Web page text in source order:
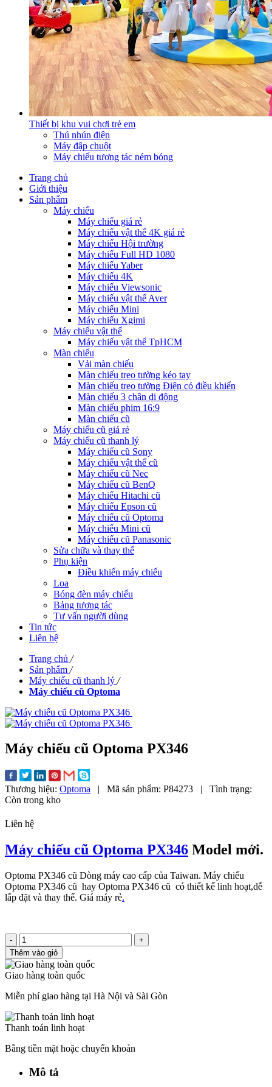
Thiết bị khu vui chơi trẻ em
Thú nhún điện
Máy đập chuột
Máy chiếu tương tác ném bóng
Trang chủ
Giới thiệu
Sản phẩm
Máy chiếu
Máy chiếu giá rẻ
Máy chiếu vật thể 4K giá rẻ
Máy chiếu Hội trường
Máy chiếu Full HD 1080
Máy chiếu Yaber
Máy chiếu 4K
Máy chiếu Viewsonic
Máy chiếu vật thể Aver
Máy chiếu Mini
Máy chiếu Xgimi
Máy chiếu vật thể
Máy chiếu vật thể TpHCM
Màn chiếu
Vải màn chiếu
Màn chiếu treo tường kéo tay
Màn chiếu treo tường Điện có điều khiển
Màn chiếu 3 chân di động
Màn chiếu phim 16:9
Màn chiếu cũ
Máy chiếu cũ giá rẻ
Máy chiếu cũ thanh lý
Máy chiếu cũ Sony
Máy chiếu vật thể cũ
Máy chiếu cũ Nec
Máy chiếu cũ BenQ
Máy chiếu Hitachi cũ
Máy chiếu Epson cũ
Máy chiếu cũ Optoma
Máy chiếu Mini cũ
Máy chiếu cũ Panasonic
Sửa chữa và thay thế
Phụ kiện
Điều khiển máy chiếu
Loa
Bóng đèn máy chiếu
Bảng tương tác
Tư vấn người dùng
Tin tức
Liên hệ
Trang chủ /
Sản phẩm /
Máy chiếu cũ thanh lý /
Máy chiếu cũ Optoma
Máy chiếu cũ Optoma PX346
Thương hiệu: Optoma | Mã sản phẩm: P84273 |
Tình trạng:
Còn trong kho
Liên hệ
Máy chiếu cũ Optoma PX346 Model mới.
Optoma PX346 cũ Dòng máy cao cấp của Taiwan. Máy chiếu
Optoma PX346 cũ hay Optoma PX346 cũ có thiết kế linh hoạt,dễ
lắp đặt và thay thế. Giá máy rẻ.
-
+
Thêm vào giỏ
Giao hàng toàn quốc
Miễn phí giao hàng tại Hà Nội và Sài Gòn
Thanh toán linh hoạt
Bằng tiền mặt hoặc chuyển khoản
Mô tả